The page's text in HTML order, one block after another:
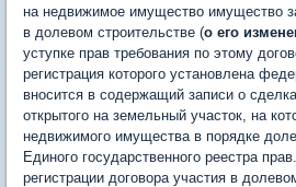
на недвижимое имущество имущество
в долевом строительстве (о его
уступке прав требования по этому
регистрация которого установлена
вносится в содержащий записи о
открытого на земельный участок, на
недвижимого имущества в порядке
Единого государственного реестра
регистрации договора участия в